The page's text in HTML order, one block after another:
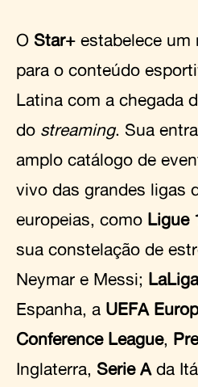
O Star+ estabelece
para o conteúdo
Latina com a chegada
do streaming. Sua
amplo catálogo de
vivo das grandes ligas
europeias, como Ligue
sua constelação de
Neymar e Messi;
Espanha, a UEFA
Conference League,
Inglaterra, Serie A da